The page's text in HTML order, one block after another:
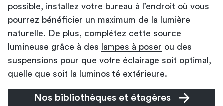
possible, installez votre bureau à l’endroit où vous
pourrez bénéficier un maximum de la lumière
naturelle. De plus, complétez cette source
lumineuse grâce à des
lampes à poser ou des
suspensions pour que votre éclairage soit optimal,
quelle que soit la luminosité extérieure.
Nos bibliothèques et étagères